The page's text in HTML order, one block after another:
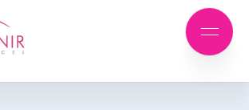
Mobile
menu